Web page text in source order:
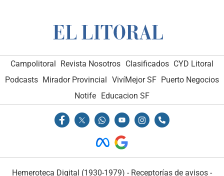
Campolitoral Revista Nosotros Clasificados CYD Litoral
Podcasts Mirador Provincial VivíMejor SF Puerto Negocios
Notife Educacion SF
Hemeroteca Digital (1930-1979) - Receptorías de avisos -